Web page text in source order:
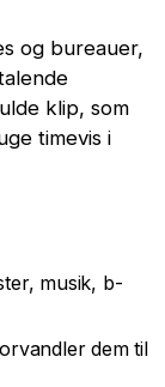
og bureauer,
klip, som
timevis i
musik, b-
dem til